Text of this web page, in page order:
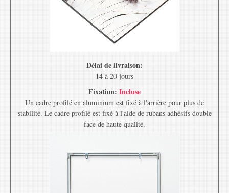
Délai de livraison:
14 à 20 jours
Fixation: Incluse
Un cadre profilé en aluminium est fixé à l'arrière pour plus de
stabilité. Le cadre profilé est fixé à l'aide de rubans adhésifs double
face de haute qualité.